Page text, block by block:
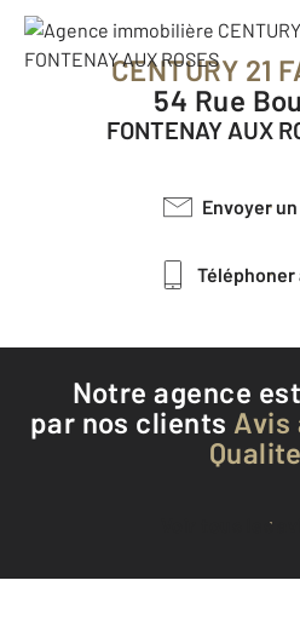
CENTURY 21
54 Rue
FONTENAY AUX
Envoyer
Notre agence
par nos clients
Voir tous les